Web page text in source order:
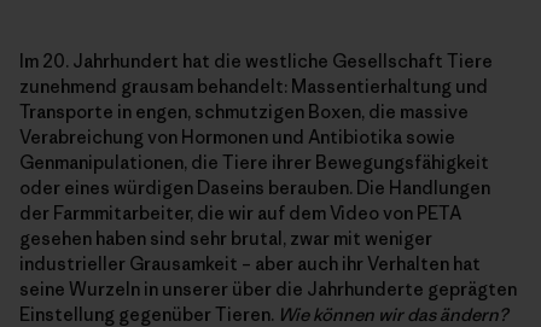
Im 20. Jahrhundert hat die westliche Gesellschaft Tiere
zunehmend grausam behandelt: Massentierhaltung und
Transporte in engen, schmutzigen Boxen, die massive
Verabreichung von Hormonen und Antibiotika sowie
Genmanipulationen, die Tiere ihrer Bewegungsfähigkeit
oder eines würdigen Daseins berauben. Die Handlungen
der Farmmitarbeiter, die wir auf dem Video von PETA
gesehen haben sind sehr brutal, zwar mit weniger
industrieller Grausamkeit – aber auch ihr Verhalten hat
seine Wurzeln in unserer über die Jahrhunderte geprägten
Einstellung gegenüber Tieren. Wie können wir das ändern?